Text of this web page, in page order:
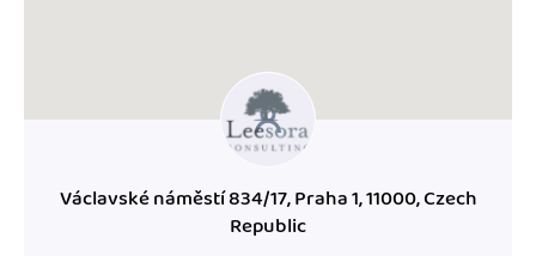
Václavské náměstí 834/17, Praha 1, 11000, Czech
Republic